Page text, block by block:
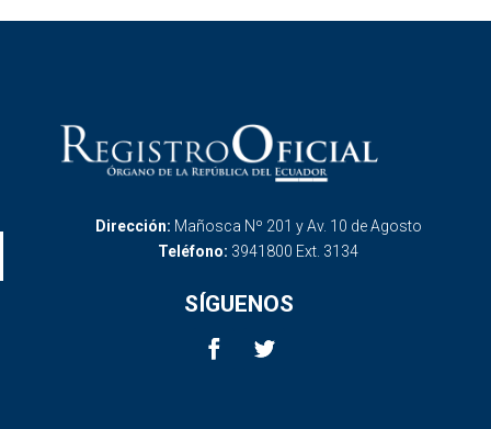
Dirección: Mañosca Nº 201 y Av. 10 de Agosto
Teléfono: 3941800 Ext. 3134
SÍGUENOS